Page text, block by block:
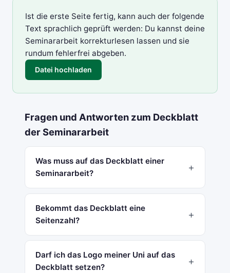
Ist die erste Seite fertig, kann auch der folgende
Text sprachlich geprüft werden: Du kannst deine
Seminararbeit korrekturlesen lassen und sie
rundum fehlerfrei abgeben.
Datei hochladen
Fragen und Antworten zum Deckblatt
der Seminararbeit
Was muss auf das Deckblatt einer
Seminararbeit?
Bekommt das Deckblatt eine
Seitenzahl?
Darf ich das Logo meiner Uni auf das
Deckblatt setzen?